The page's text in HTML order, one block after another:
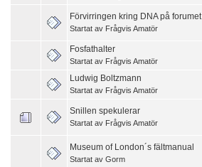
Förvirringen kring DNA på forumet
Startat av Frågvis Amatör
Fosfathalter
Startat av Frågvis Amatör
Ludwig Boltzmann
Startat av Frågvis Amatör
Snillen spekulerar
Startat av Frågvis Amatör
Museum of London´s fältmanual
Startat av Gorm